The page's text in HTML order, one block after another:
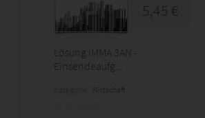
5,45 €
Lösung IMMA 3AN -
Einsendeaufg...
Wirtschaft